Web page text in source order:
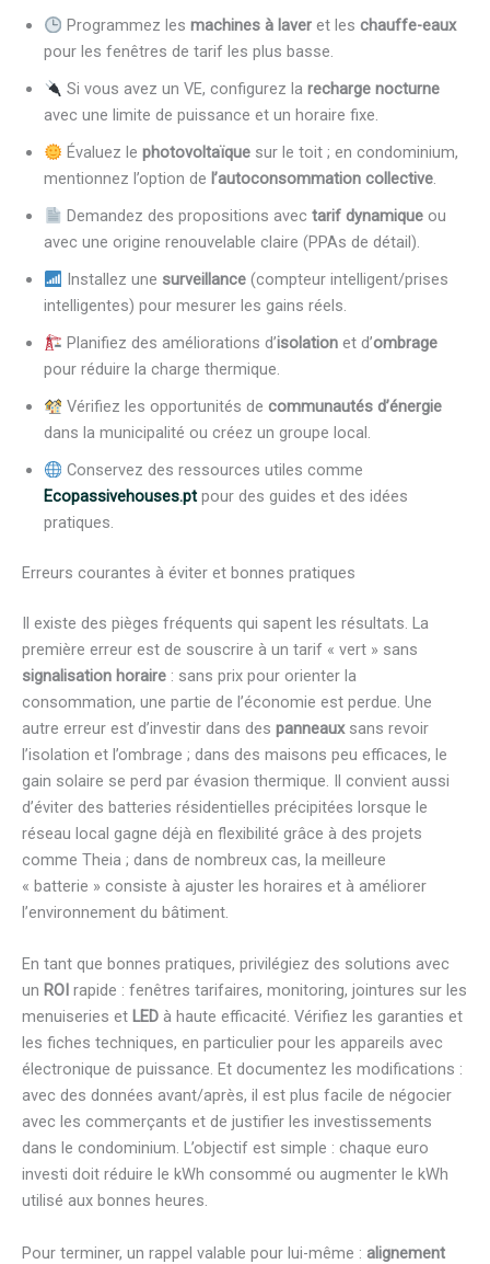
Programmez les machines à laveret les chauffe-eaux
pour les fenêtres de tarif les plus basse.
Si vous avez un VE, configurez la recharge nocturne
avec une limite de puissance et un horaire fixe.
Évaluez le photovoltaïquesur le toit ; en condominium,
mentionnez l’option de l’autoconsommation collective.
Demandez des propositions avec tarif dynamiqueou
avec une origine renouvelable claire (PPAs de détail).
Installez une surveillance(compteur intelligent/prises
intelligentes) pour mesurer les gains réels.
Planifiez des améliorations d’isolationet d’ombrage
pour réduire la charge thermique.
Vérifiez les opportunités de communautés d’énergie
dans la municipalité ou créez un groupe local.
Conservez des ressources utiles comme
Ecopassivehouses.ptpour des guides et des idées
pratiques.
Erreurs courantes à éviter et bonnes pratiques
Il existe des pièges fréquents qui sapent les résultats. La
première erreur est de souscrire à un tarif « vert » sans
signalisation horaire : sans prix pour orienter la
consommation, une partie de l’économie est perdue. Une
autre erreur est d’investir dans des panneauxsans revoir
l’isolation et l’ombrage ; dans des maisons peu efficaces, le
gain solaire se perd par évasion thermique. Il convient aussi
d’éviter des batteries résidentielles précipitées lorsque le
réseau local gagne déjà en flexibilité grâce à des projets
comme Theia ; dans de nombreux cas, la meilleure
« batterie » consiste à ajuster les horaires et à améliorer
l’environnement du bâtiment.
En tant que bonnes pratiques, privilégiez des solutions avec
un ROI rapide : fenêtres tarifaires, monitoring, jointures sur les
menuiseries et LED à haute efficacité. Vérifiez les garanties et
les fiches techniques, en particulier pour les appareils avec
électronique de puissance. Et documentez les modifications :
avec des données avant/après, il est plus facile de négocier
avec les commerçants et de justifier les investissements
dans le condominium. L’objectif est simple : chaque euro
investi doit réduire le kWh consommé ou augmenter le kWh
utilisé aux bonnes heures.
Pour terminer, un rappel valable pour lui-même : alignement